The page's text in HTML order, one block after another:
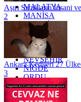
MALATYA
MANİSA
MARDİN
MERSİN
MUĞLA
MUŞ
NEVŞEHİR
NİĞDE
ORDU
OSMANİYE
RİZE
Aşırı Sıcakların İnsani
2
Ankara Kedileri 27
3